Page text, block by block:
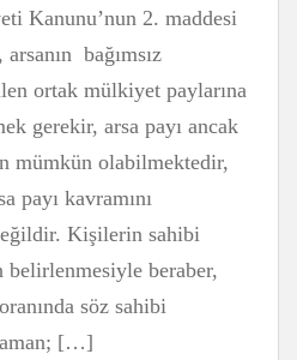
Kanunu’nun 2. maddesi
bağımsız
ortak mülkiyet paylarına
gerekir, arsa payı ancak
mümkün olabilmektedir,
payı kavramını
Kişilerin sahibi
belirlenmesiyle beraber,
söz sahibi
[…]